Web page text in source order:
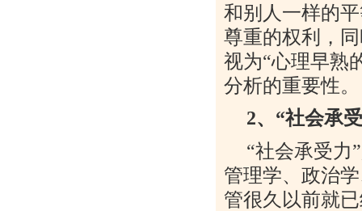
和别人一样的
尊重的权利，
视为“心理早熟
分析的重要性。
2、“社会承
“社会承受力
管理学、政治
管很久以前就